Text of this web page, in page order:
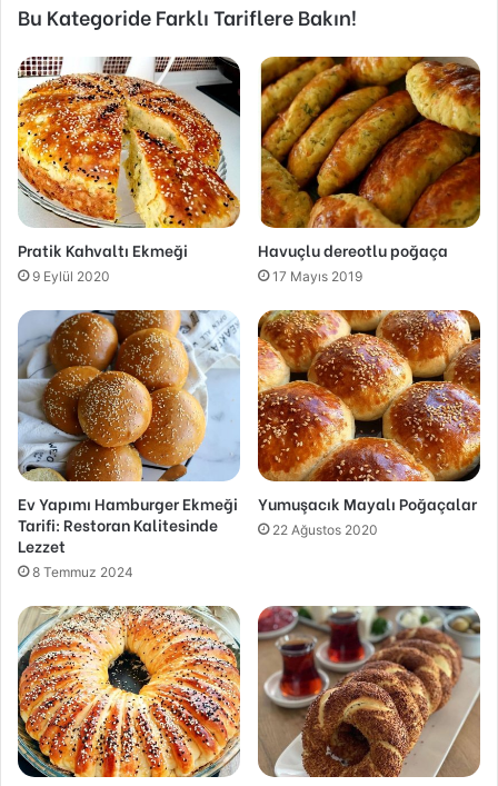
Bu Kategoride Farklı Tariflere Bakın!
Pratik Kahvaltı Ekmeği
9 Eylül 2020
Havuçlu dereotlu poğaça
17 Mayıs 2019
Ev Yapımı Hamburger Ekmeği
Tarifi: Restoran Kalitesinde
Lezzet
8 Temmuz 2024
Yumuşacık Mayalı Poğaçalar
22 Ağustos 2020